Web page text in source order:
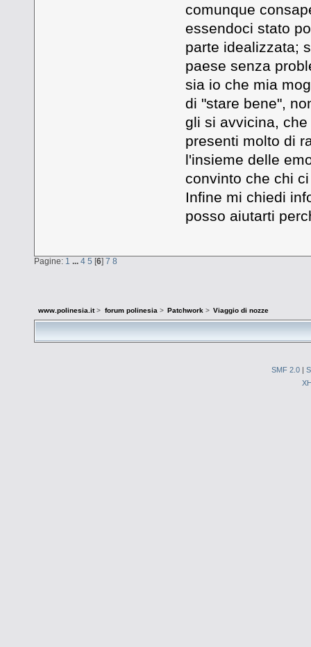
comunque
essendoci stato
parte idealizzata;
paese senza
sia io che mia
di "stare bene",
gli si avvicina,
presenti molto di
l'insieme delle
convinto che chi
Infine mi chiedi
posso aiutarti
Pagine: 1 ... 4 5 [6] 7 8
www.polinesia.it> forum polinesia > Patchwork > Viaggio di nozze
SMF 2.0 |